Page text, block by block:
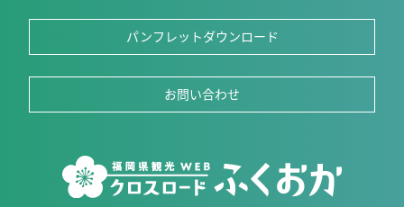
パンフレットダウンロード
お問い合わせ